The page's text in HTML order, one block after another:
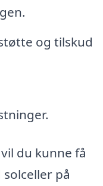
og tilskud
du kunne få
på